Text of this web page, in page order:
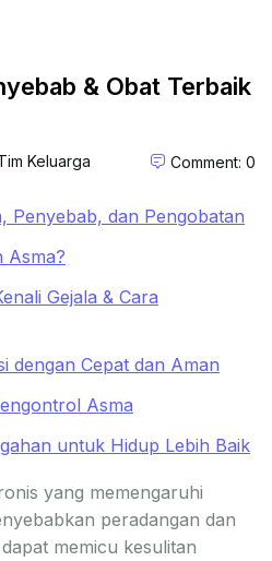
& Obat Terbaik
Keluarga Comment: 0
Penyebab, dan Pengobatan
Asma?
Gejala & Cara
dengan Cepat dan Aman
Asma
untuk Hidup Lebih Baik
yang memengaruhi
peradangan dan
memicu kesulitan